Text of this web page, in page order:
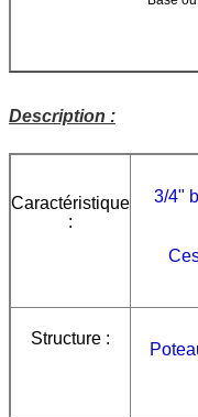
Description :
Caractéristique
:
3/4"
Structure :